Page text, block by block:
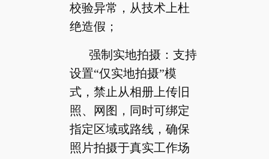
校验异常，从技术上杜
绝造假；
强制实地拍摄：支持
设置“仅实地拍摄”模
式，禁止从相册上传旧
照、网图，同时可绑定
指定区域或路线，确保
照片拍摄于真实工作场